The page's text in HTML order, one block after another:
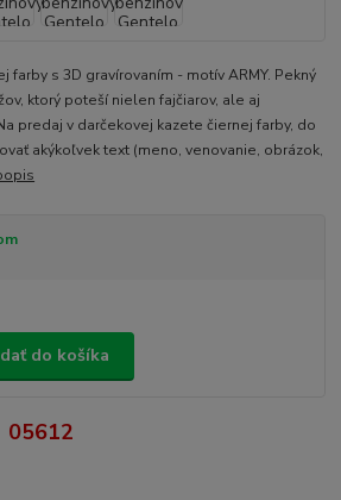
farby s 3D gravírovaním - motív ARMY. Pekný
ktorý poteší nielen fajčiarov, ale aj
predaj v darčekovej kazete čiernej farby, do
akýkoľvek text (meno, venovanie, obrázok,
do košíka
05612